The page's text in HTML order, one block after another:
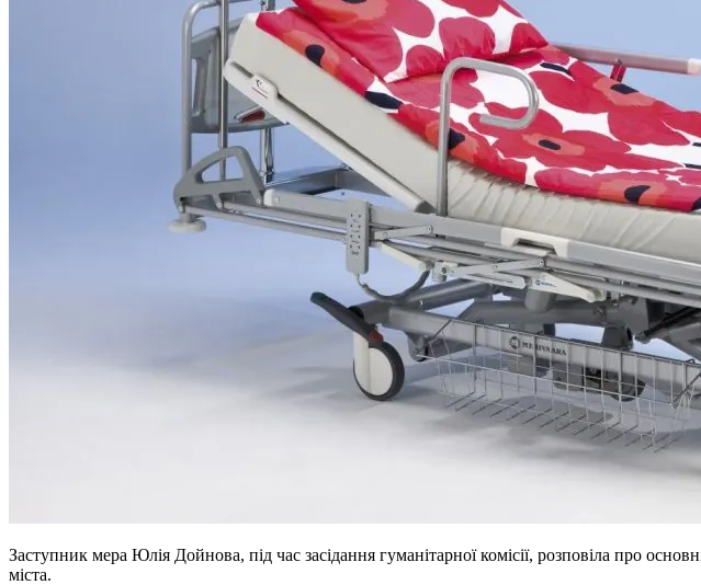
Заступник мера Юлія Дойнова, під час засідання гуманітарної комісії, розповіла про
міста.